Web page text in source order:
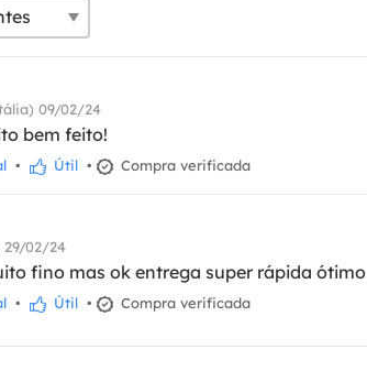
09/02/24
bem feito!
• Útil • Compra verificada
29/02/24
fino mas ok entrega super rápida ótimo
• Útil • Compra verificada